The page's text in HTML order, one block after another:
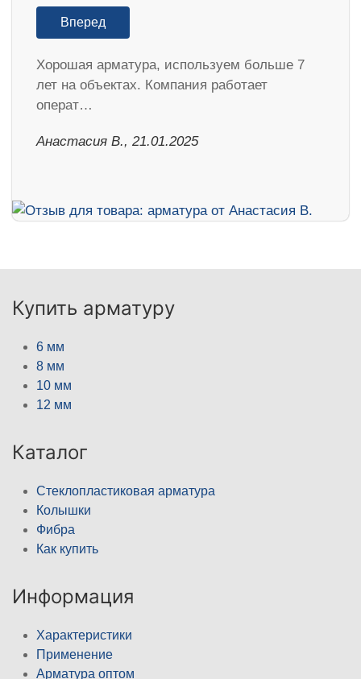
Вперед
Хорошая арматура, используем больше 7
лет на объектах. Компания работает
операт…
Анастасия В., 21.01.2025
Купить арматуру
6 мм
8 мм
10 мм
12 мм
Каталог
Стеклопластиковая арматура
Колышки
Фибра
Как купить
Информация
Характеристики
Применение
Арматура оптом